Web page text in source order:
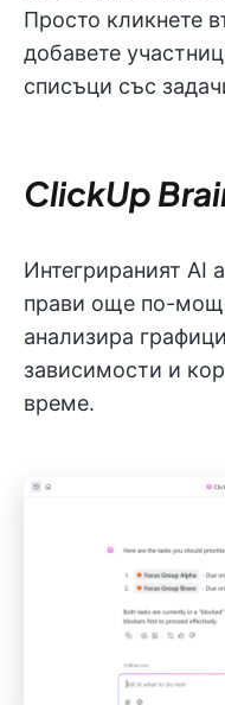
Просто кликнете
добавете
списъци със
ClickUp
Интегрираният AI
прави още по-
анализира
зависимости и
време.